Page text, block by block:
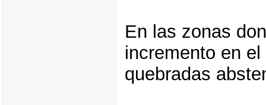
En las zonas
incremento en
quebradas